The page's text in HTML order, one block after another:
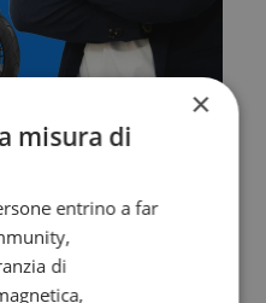
×
misura di
entrino a far
di